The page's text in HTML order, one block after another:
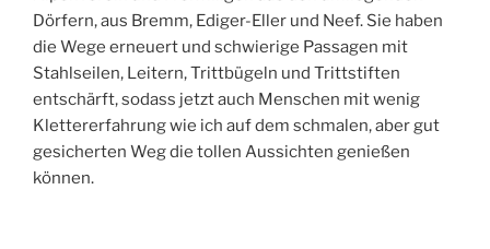
Dörfern, aus Bremm, Ediger-Eller und Neef. Sie haben
die Wege erneuert und schwierige Passagen mit
Stahlseilen, Leitern, Trittbügeln und Trittstiften
entschärft, sodass jetzt auch Menschen mit wenig
Klettererfahrung wie ich auf dem schmalen, aber gut
gesicherten Weg die tollen Aussichten genießen
können.